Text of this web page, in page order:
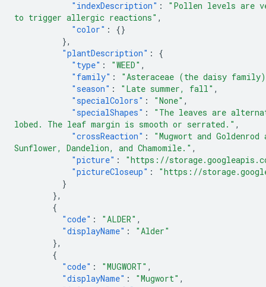
"indexDescription" :
"Pollen levels are
to trigger allergic reactions" ,
"color" :
{}
},
"plantDescription" :
{
"type" : "WEED" ,
"family" :
"Asteraceae (the daisy
"season" : "Late summer, fall" ,
"specialColors" : "None" ,
"specialShapes" :
"The leaves are
lobed. The leaf margin is smooth or serrated." ,
"crossReaction" :
"Mugwort and
Sunflower, Dandelion, and Chamomile." ,
"picture" :
"https://
"pictureCloseup" :
"https://
}
},
{
"code" : "ALDER" ,
"displayName" :
"Alder"
},
{
"code" : "MUGWORT" ,
"displayName" : "Mugwort" ,